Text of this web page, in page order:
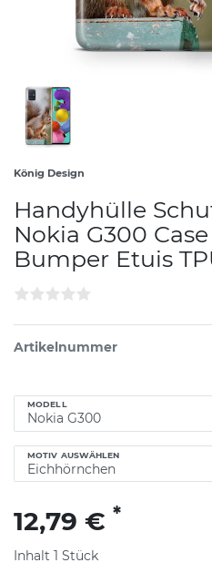
König Design
Handyhülle
Nokia G300
Bumper Etuis
Artikelnummer
MODELL
MOTIV AUSWÄHLEN
12,79 € *
Inhalt 1 Stück